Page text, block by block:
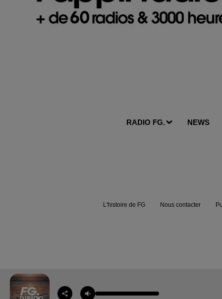
RADIO FG. NEWS
L'histoire de FG Nous contacter